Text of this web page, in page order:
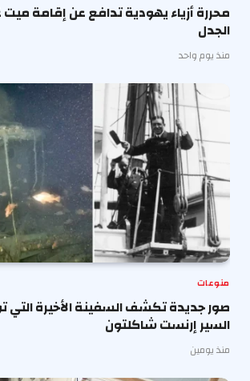
محررة أزياء يهودية تدافع عن إقامة ميت
الجدل
منذ يوم واحد
منوعات
صور جديدة تكشف السفينة الأخيرة التي
السير إرنست شاكلتون
منذ يومين